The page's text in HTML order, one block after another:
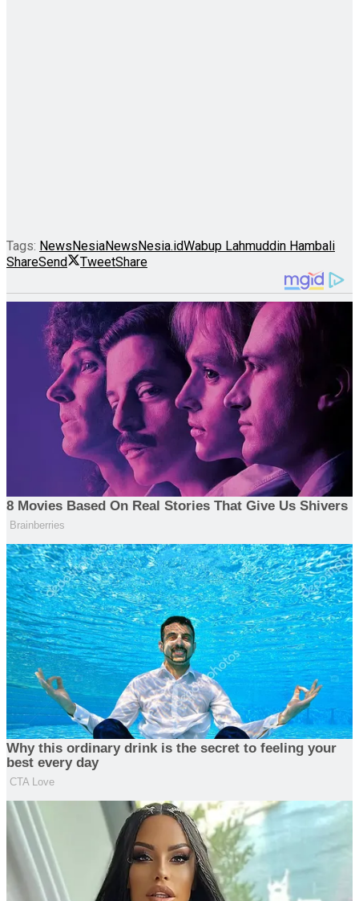
Tags: NewsNesiaNewsNesia.idWabup Lahmuddin Hambali
ShareSend TweetShare